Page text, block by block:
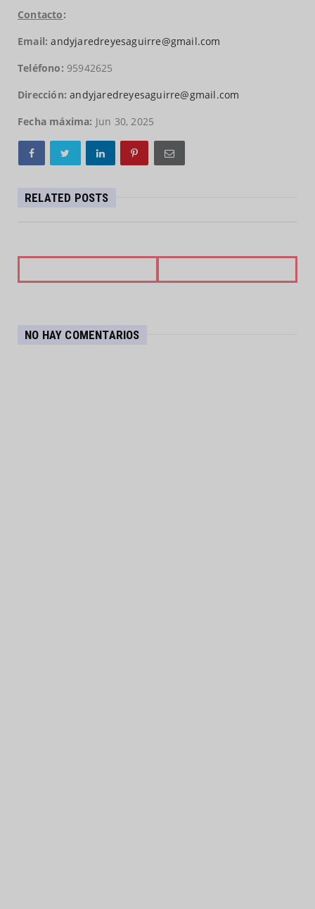
Contacto:
Email: andyjaredreyesaguirre@gmail.com
Teléfono: 95942625
Dirección:andyjaredreyesaguirre@gmail.com
Fecha máxima: Jun 30, 2025
RELATED POSTS
NO HAY COMENTARIOS